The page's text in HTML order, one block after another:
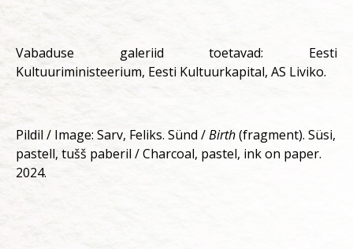
Vabaduse galeriid toetavad: Eesti
Kultuuriministeerium, Eesti Kultuurkapital, AS Liviko.
Pildil / Image: Sarv, Feliks. Sünd /Birth(fragment). Süsi,
pastell, tušš paberil / Charcoal, pastel, ink on paper.
2024.